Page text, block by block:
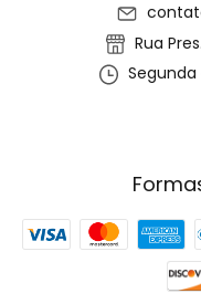
Rua
Segunda